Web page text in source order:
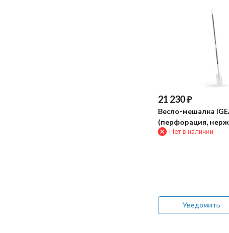
21 230₽
Весло-мешалка
(перфорация,
Нет в наличии
Уведомить